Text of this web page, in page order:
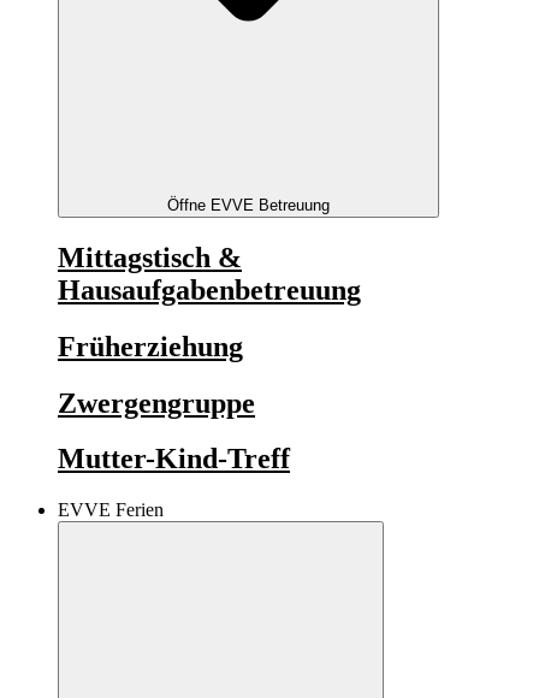
Öffne EVVE Betreuung
Mittagstisch &
Hausaufgabenbetreuung
Früherziehung
Zwergengruppe
Mutter-Kind-Treff
EVVE Ferien